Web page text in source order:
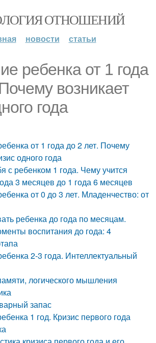
ОТНОШЕНИЙ
новости статьи
ребенка от 1 года
возникает
года
от 1 года до 2 лет. Почему
одного года
с ребенком 1 года. Чему учится
3 месяцев до 1 года 6 месяцев
от 0 до 3 лет. Младенчество: от
ребенка до года по месяцам.
воспитания до года: 4
2-3 года. Интеллектуальный
логического мышления
запас
1 год. Кризис первого года